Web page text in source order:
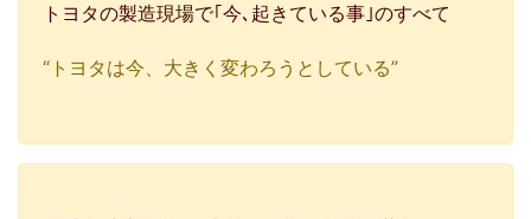
トヨタの製造現場で｢今､起きている事｣のすべて
“トヨタは今、大きく変わろうとしている”